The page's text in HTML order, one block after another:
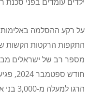
על רקע ההסלמה באלימות
התקפות הרקטות הקשות
מספר רב של ישראלים
חודש